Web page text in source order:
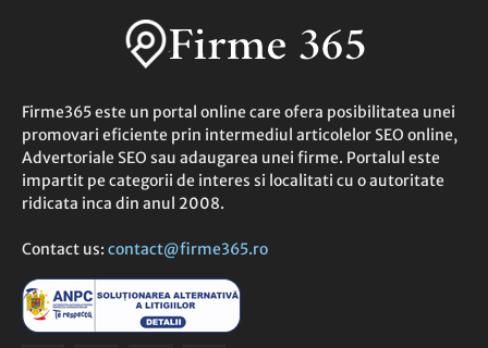
Firme365 este un portal online care ofera posibilitatea unei
promovari eficiente prin intermediul articolelor SEO online,
Advertoriale SEO sau adaugarea unei firme. Portalul este
impartit pe categorii de interes si localitati cu o autoritate
ridicata inca din anul 2008.
Contact us: contact@firme365.ro